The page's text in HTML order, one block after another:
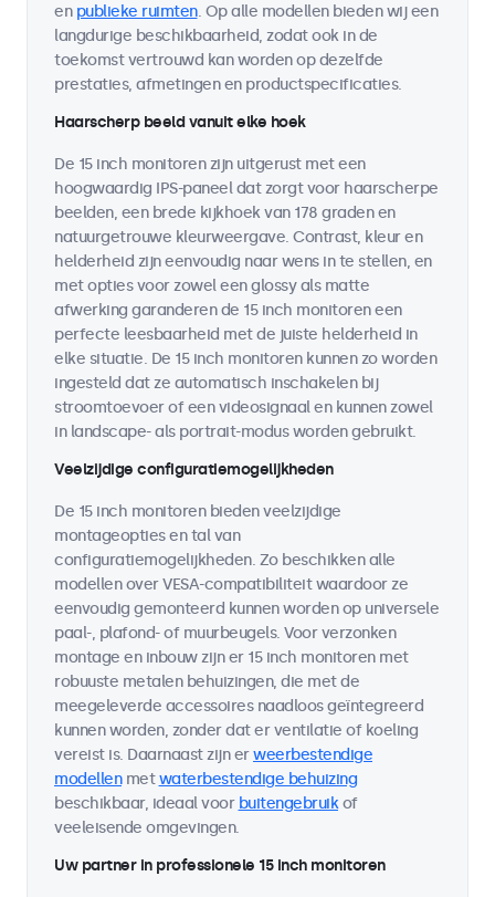
en publieke ruimten. Op alle modellen bieden wij een
langdurige beschikbaarheid, zodat ook in de
toekomst vertrouwd kan worden op dezelfde
prestaties, afmetingen en productspecificaties.
Haarscherp beeld vanuit elke hoek
De 15 inch monitoren zijn uitgerust met een
hoogwaardig IPS-paneel dat zorgt voor haarscherpe
beelden, een brede kijkhoek van 178 graden en
natuurgetrouwe kleurweergave. Contrast, kleur en
helderheid zijn eenvoudig naar wens in te stellen, en
met opties voor zowel een glossy als matte
afwerking garanderen de 15 inch monitoren een
perfecte leesbaarheid met de juiste helderheid in
elke situatie. De 15 inch monitoren kunnen zo worden
ingesteld dat ze automatisch inschakelen bij
stroomtoevoer of een videosignaal en kunnen zowel
in landscape- als portrait-modus worden gebruikt.
Veelzijdige configuratiemogelijkheden
De 15 inch monitoren bieden veelzijdige
montageopties en tal van
configuratiemogelijkheden. Zo beschikken alle
modellen over VESA-compatibiliteit waardoor ze
eenvoudig gemonteerd kunnen worden op universele
paal-, plafond- of muurbeugels. Voor verzonken
montage en inbouw zijn er 15 inch monitoren met
robuuste metalen behuizingen, die met de
meegeleverde accessoires naadloos geïntegreerd
kunnen worden, zonder dat er ventilatie of koeling
vereist is. Daarnaast zijn erweerbestendige
modellenmetwaterbestendige behuizing
beschikbaar, ideaal voor buitengebruikof
veeleisende omgevingen.
Uw partner in professionele 15 inch monitoren